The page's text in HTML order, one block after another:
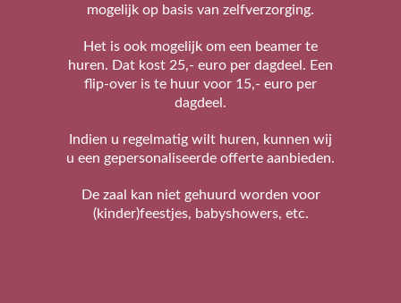
mogelijk op basis van zelfverzorging.
Het is ook mogelijk om een beamer te
huren. Dat kost 25,- euro per dagdeel. Een
flip-over is te huur voor 15,- euro per
dagdeel.
Indien u regelmatig wilt huren, kunnen wij
u een gepersonaliseerde offerte aanbieden.
De zaal kan niet gehuurd worden voor
(kinder)feestjes, babyshowers, etc.